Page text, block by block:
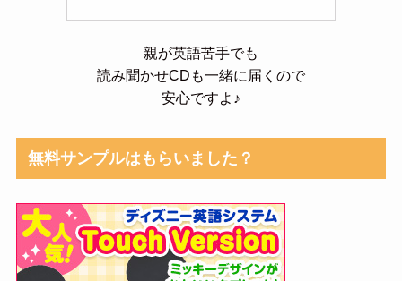
親が英語苦手でも
読み聞かせCDも一緒に届くので
安心ですよ♪
無料サンプルはもらいました？